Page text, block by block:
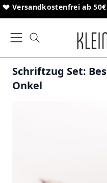
Direkt zum Inhalt
Versandkostenfrei ab 50€
Sonderanfertigungen von
Schriftzug Set:
Onkel